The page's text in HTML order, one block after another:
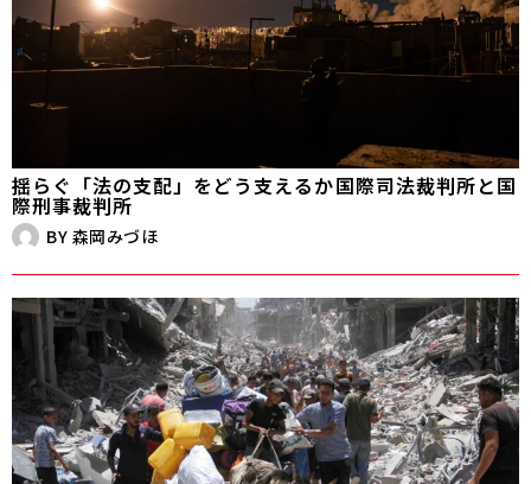
揺らぐ「法の支配」をどう支えるか――国際司法裁判所と国
際刑事裁判所
BY 森岡みづほ